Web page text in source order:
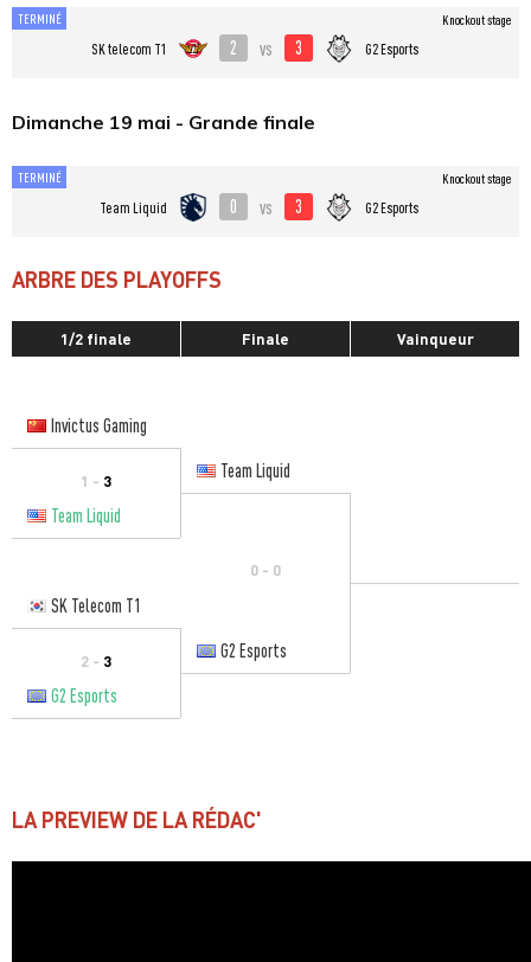
TERMINÉ
SK telecom T1 2 vs 3 G2 Esports
Knockout stage
Dimanche 19 mai - Grande finale
TERMINÉ
Team Liquid 0 vs 3 G2 Esports
Knockout stage
ARBRE DES PLAYOFFS
1/2 finale Finale Vainqueur
Invictus Gaming
1 - 3
Team Liquid
Team Liquid
0 - 0
SK Telecom T1
2 - 3
G2 Esports
G2 Esports
LA PREVIEW DE LA RÉDAC'